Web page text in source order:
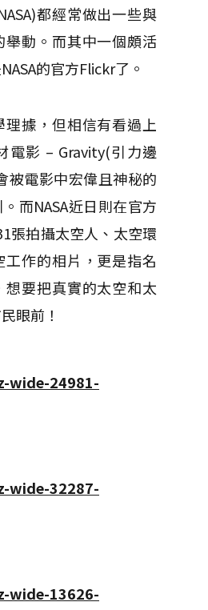
都經常做出一些與
舉動。而其中一個頗活
的官方Flickr了。
據，但相信有看過上
電影 – Gravity(引力邊
被電影中宏偉且神秘的
而NASA近日則在官方
張拍攝太空人、太空環
作的相片，更是指名
想要把真實的太空和太
眼前！